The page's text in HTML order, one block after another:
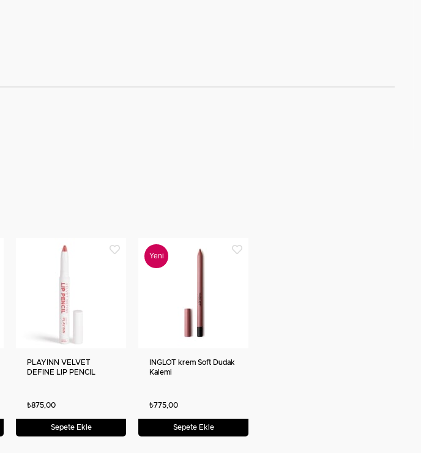
PLAYINN VELVET
DEFINE LIP PENCIL
₺875,00
Sepete Ekle
Yeni
INGLOT krem Soft Dudak
Kalemi
₺775,00
Sepete Ekle